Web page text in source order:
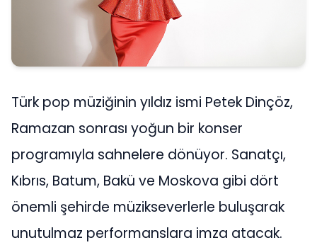
Türk pop müziğinin yıldız ismi Petek Dinçöz,
Ramazan sonrası yoğun bir konser
programıyla sahnelere dönüyor. Sanatçı,
Kıbrıs, Batum, Bakü ve Moskova gibi dört
önemli şehirde müzikseverlerle buluşarak
unutulmaz performanslara imza atacak.